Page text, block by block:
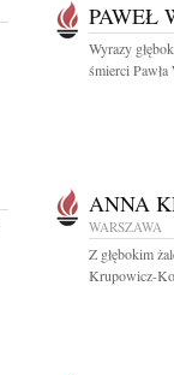
PAWEŁ
Wyrazy
śmierci Pawła
ANNA
WARSZAWA
Z głębokim
Krupowicz-